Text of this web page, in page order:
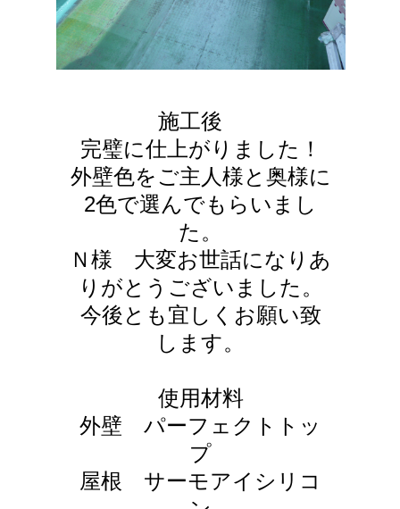
施工後
完璧に仕上がりました！
外壁色をご主人様と奥様に
2色で選んでもらいまし
た。
Ｎ様 大変お世話になりあ
りがとうございました。
今後とも宜しくお願い致
します。
使用材料
外壁 パーフェクトトッ
プ
屋根 サーモアイシリコ